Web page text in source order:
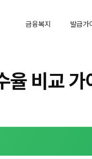
금융복지 발급가
율 비교 가